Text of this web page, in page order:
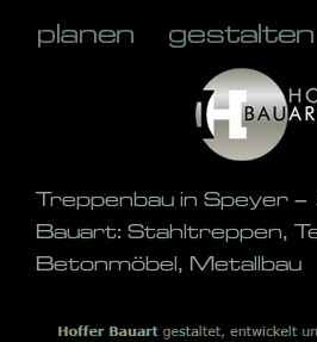
Treppenbau in Speyer
Bauart: Stahltreppen,
Betonmöbel, Metallbau